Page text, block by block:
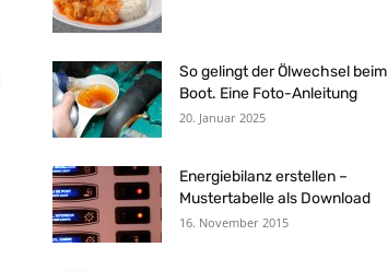
So gelingt der Ölwechsel beim
Boot. Eine Foto-Anleitung
20. Januar 2025
Energiebilanz erstellen –
Mustertabelle als Download
16. November 2015